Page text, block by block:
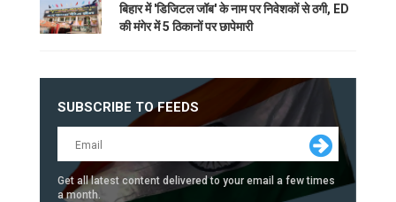
बिहार में 'डिजिटल जॉब' के नाम पर निवेशकों से ठगी, ED
की मंगेर में 5 ठिकानों पर छापेमारी
SUBSCRIBE TO FEEDS
Get all latest content delivered to your email a few times
a month.